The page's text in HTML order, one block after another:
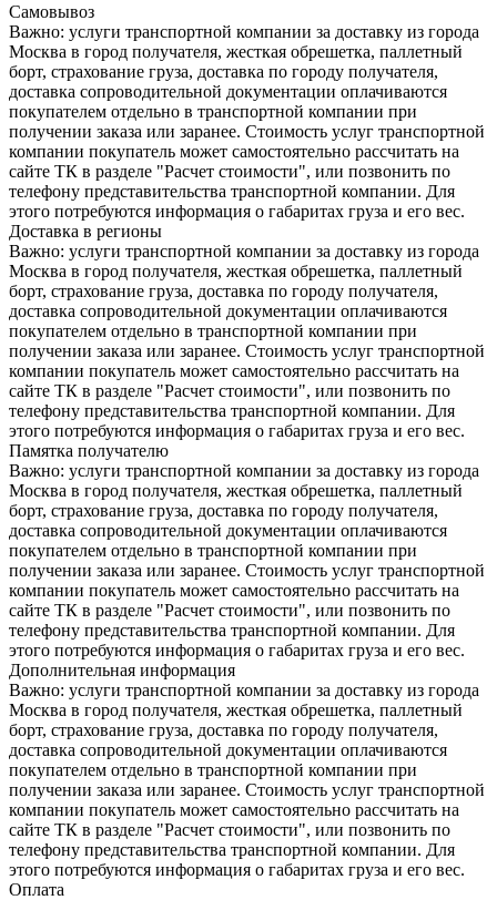
Самовывоз
Важно: услуги транспортной компании за доставку из города
Москва в город получателя, жесткая обрешетка, паллетный
борт, страхование груза, доставка по городу получателя,
доставка сопроводительной документации оплачиваются
покупателем отдельно в транспортной компании при
получении заказа или заранее. Стоимость услуг транспортной
компании покупатель может самостоятельно рассчитать на
сайте ТК в разделе "Расчет стоимости", или позвонить по
телефону представительства транспортной компании. Для
этого потребуются информация о габаритах груза и его вес.
Доставка в регионы
Важно: услуги транспортной компании за доставку из города
Москва в город получателя, жесткая обрешетка, паллетный
борт, страхование груза, доставка по городу получателя,
доставка сопроводительной документации оплачиваются
покупателем отдельно в транспортной компании при
получении заказа или заранее. Стоимость услуг транспортной
компании покупатель может самостоятельно рассчитать на
сайте ТК в разделе "Расчет стоимости", или позвонить по
телефону представительства транспортной компании. Для
этого потребуются информация о габаритах груза и его вес.
Памятка получателю
Важно: услуги транспортной компании за доставку из города
Москва в город получателя, жесткая обрешетка, паллетный
борт, страхование груза, доставка по городу получателя,
доставка сопроводительной документации оплачиваются
покупателем отдельно в транспортной компании при
получении заказа или заранее. Стоимость услуг транспортной
компании покупатель может самостоятельно рассчитать на
сайте ТК в разделе "Расчет стоимости", или позвонить по
телефону представительства транспортной компании. Для
этого потребуются информация о габаритах груза и его вес.
Дополнительная информация
Важно: услуги транспортной компании за доставку из города
Москва в город получателя, жесткая обрешетка, паллетный
борт, страхование груза, доставка по городу получателя,
доставка сопроводительной документации оплачиваются
покупателем отдельно в транспортной компании при
получении заказа или заранее. Стоимость услуг транспортной
компании покупатель может самостоятельно рассчитать на
сайте ТК в разделе "Расчет стоимости", или позвонить по
телефону представительства транспортной компании. Для
этого потребуются информация о габаритах груза и его вес.
Оплата